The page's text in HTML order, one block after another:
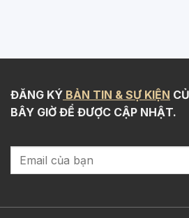
ĐĂNG KÝ BẢN TIN & SỰ KIỆN
BÂY GIỜ ĐỂ ĐƯỢC CẬP NHẬT.